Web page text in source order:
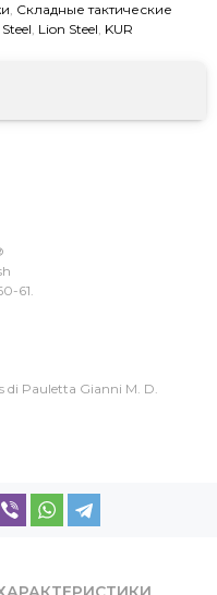
, Складные тактические
, Lion Steel, KUR
61.
Pauletta Gianni M. D.